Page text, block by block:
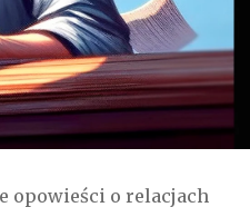
opowieści o relacjach